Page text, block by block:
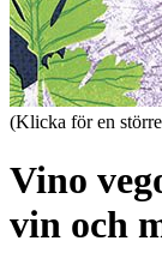
(Klicka för en
Vino
vin och